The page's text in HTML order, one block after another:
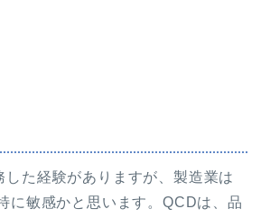
した経験がありますが、製造業は
に敏感かと思います。QCDは、品